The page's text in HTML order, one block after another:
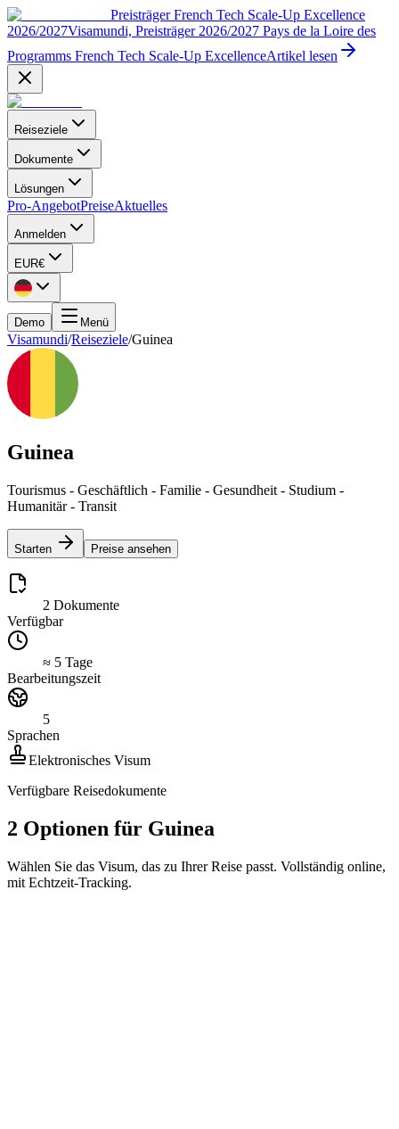
Preisträger French Tech Scale-Up Excellence
2026/2027Visamundi, Preisträger 2026/2027 Pays de la Loire des
Programms French Tech Scale-Up ExcellenceArtikel lesen
Reiseziele
Dokumente
Lösungen
Pro-AngebotPreiseAktuelles
Anmelden
EUR€
Demo Menü
Visamundi/Reiseziele/Guinea
Guinea
Tourismus - Geschäftlich - Familie - Gesundheit - Studium -
Humanitär - Transit
Starten Preise ansehen
2 Dokumente
Verfügbar
≈ 5 Tage
Bearbeitungszeit
5
Sprachen
Elektronisches Visum
Verfügbare Reisedokumente
2 Optionen für Guinea
Wählen Sie das Visum, das zu Ihrer Reise passt. Vollständig online,
mit Echtzeit-Tracking.